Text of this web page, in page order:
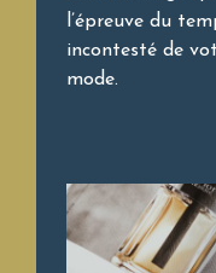
l’épreuve du
incontesté de
mode.